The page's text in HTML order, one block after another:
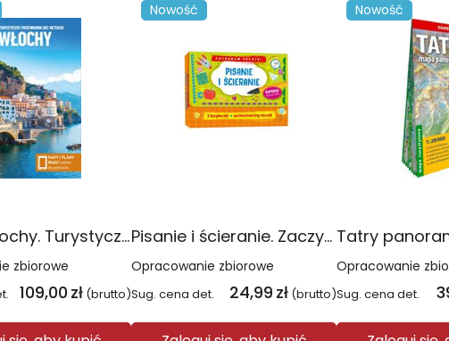
Pakiet Włochy. Turystyczny przewodnik bez retuszu Tom 1-2
zbiorowe
109,00 zł (brutto)
Nowość
Pisanie i ścieranie. Zaczynam szkołę!
Opracowanie zbiorowe
Sug. cena det. 24,99 zł (brutto)
Nowość
Opracowanie
Sug. cena det.